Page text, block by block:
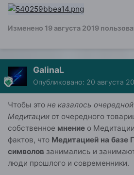
Изменено 19 августа 2019
GalinaL
Опубликовано: 20 августа
Чтобы это не казалось
Медитации от очередного
собственное мнение о
фактов, что Медитацией на базе
символов занимались и
люди прошлого и современники.